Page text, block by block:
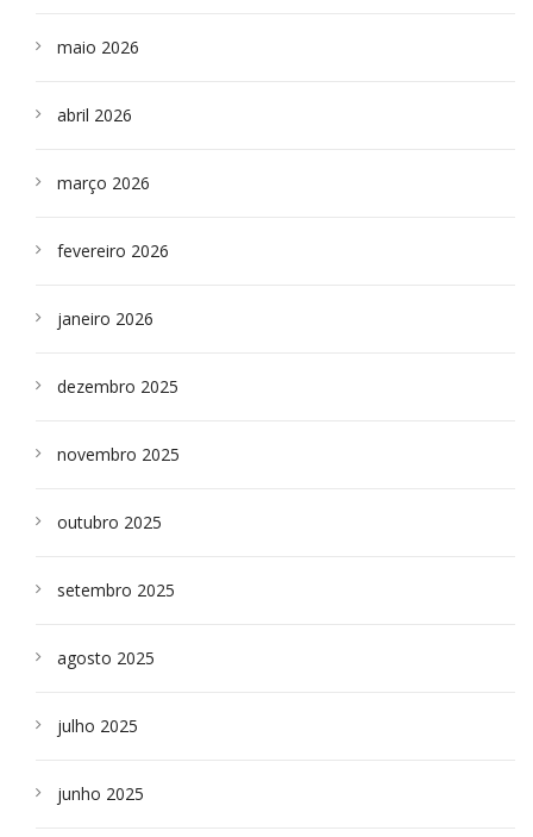
maio 2026
abril 2026
março 2026
fevereiro 2026
janeiro 2026
dezembro 2025
novembro 2025
outubro 2025
setembro 2025
agosto 2025
julho 2025
junho 2025